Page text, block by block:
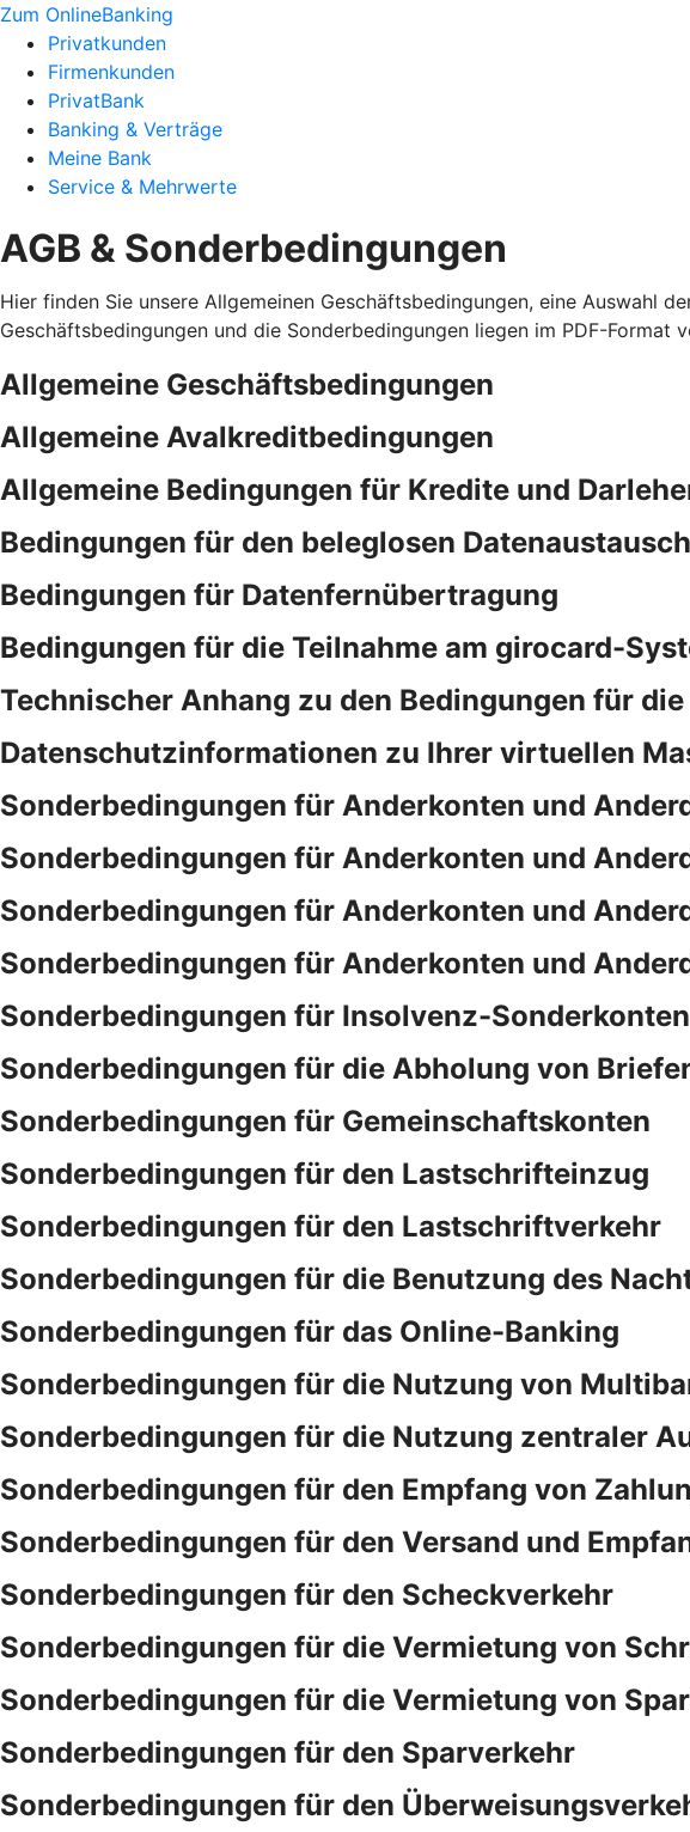
Zum OnlineBanking
Privatkunden
Firmenkunden
PrivatBank
Banking & Verträge
Meine Bank
Service & Mehrwerte
AGB & Sonderbedingungen
Hier finden Sie unsere Allgemeinen Geschäftsbedingungen, eine Auswahl
Geschäftsbedingungen und die Sonderbedingungen liegen im PDF-Format
Allgemeine Geschäftsbedingungen
Allgemeine Avalkreditbedingungen
Allgemeine Bedingungen für Kredite und
Bedingungen für den beleglosen
Bedingungen für Datenfernübertragung
Bedingungen für die Teilnahme am girocard-
Technischer Anhang zu den Bedingungen für
Datenschutzinformationen zu Ihrer virtuellen
Sonderbedingungen für Anderkonten und
Sonderbedingungen für Anderkonten und
Sonderbedingungen für Anderkonten und
Sonderbedingungen für Anderkonten und
Sonderbedingungen für Insolvenz-Sonderkonten
Sonderbedingungen für die Abholung von
Sonderbedingungen für Gemeinschaftskonten
Sonderbedingungen für den Lastschrifteinzug
Sonderbedingungen für den Lastschriftverkehr
Sonderbedingungen für die Benutzung des
Sonderbedingungen für das Online-Banking
Sonderbedingungen für die Nutzung von
Sonderbedingungen für die Nutzung zentraler
Sonderbedingungen für den Empfang von
Sonderbedingungen für den Versand und
Sonderbedingungen für den Scheckverkehr
Sonderbedingungen für die Vermietung von
Sonderbedingungen für die Vermietung von
Sonderbedingungen für den Sparverkehr
Sonderbedingungen für den